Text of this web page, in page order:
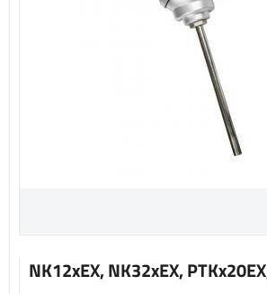
NK12xEX, NK32xEX,